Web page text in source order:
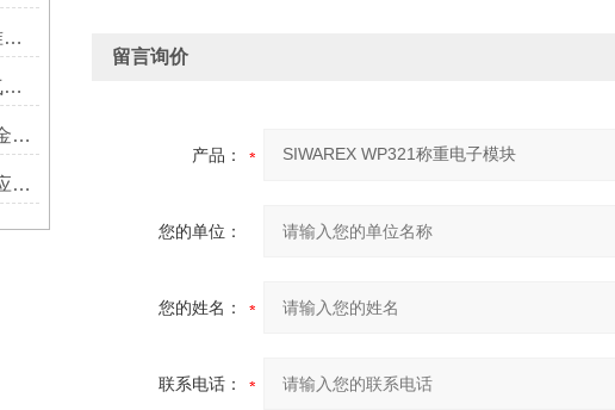
7MH4138-6AA00-0BA0的精准从何而来？关键组成部分，藏着答案！
7MH4138-6AA00-0BA0的底气：这些核心功能，让精准称重不再是难题
西门子皮带秤在山东黄金新立金矿的成功应用
以下是微波雷达物位计的主要应用领域及具体场景分析
留言询价
产品：
您的单位：
您的姓名：
联系电话：